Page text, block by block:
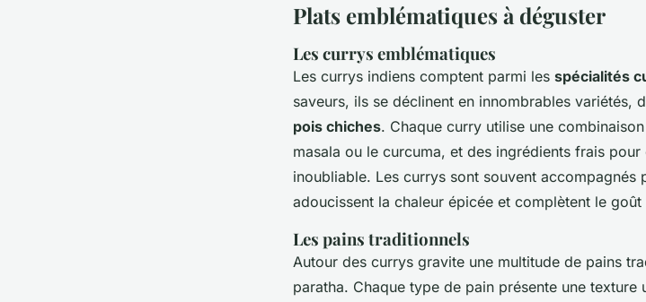
Plats emblématiques à déguster
Les currys emblématiques
Les currys indiens comptent parmi les spécialités
saveurs, ils se déclinent en innombrables variétés,
pois chiches. Chaque curry utilise une
masala ou le curcuma, et des ingrédients frais pour
inoubliable. Les currys sont souvent accompagnés
adoucissent la chaleur épicée et complètent le
Les pains traditionnels
Autour des currys gravite une multitude de pains
paratha. Chaque type de pain présente une texture